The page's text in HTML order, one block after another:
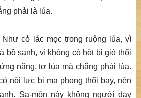
phải là lúa.
Như cỏ lác mọc trong ruộng lúa, vì
bồ sanh, vì không có hột bị gió thổi
nặng, tợ lúa mà chẳng phải lúa.
nội lực bị ma phong thổi bay, nên
Sa-môn này không người dạy